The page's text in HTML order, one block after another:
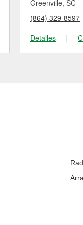
Greenville, SC
(864) 329-8597
Detalles
|